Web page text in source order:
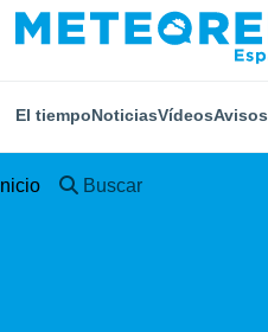
El tiempoNoticiasVídeosAvisos
Inicio Buscar